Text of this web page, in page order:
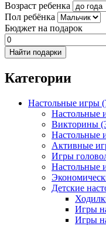
Возраст ребенка
Пол ребёнка
Бюджет на подарок
Найти подарки
Категории
Настольные игры
Настольные
Викторины
Настольные
Активные
Игры
Настольные
Детские
Игры
Игры